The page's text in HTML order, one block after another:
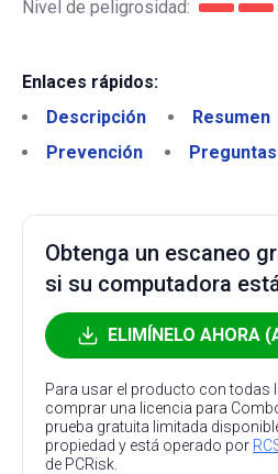
Nivel de peligrosidad:
Enlaces rápidos:
Descripción
Resumen
Prevención
Obtenga un escaneo
si su computadora
ELIMÍNELO AHORA
Para usar el producto con todas
comprar una licencia para
prueba gratuita limitada
propiedad y está operado por
de PCRisk.